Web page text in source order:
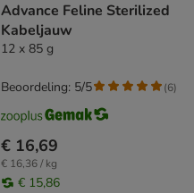
Advance Feline Sterilized
Kabeljauw
12 x 85 g
€ 16,69
€ 16,36 / kg
€ 15,86
Beoordeling: 5/5 (6)